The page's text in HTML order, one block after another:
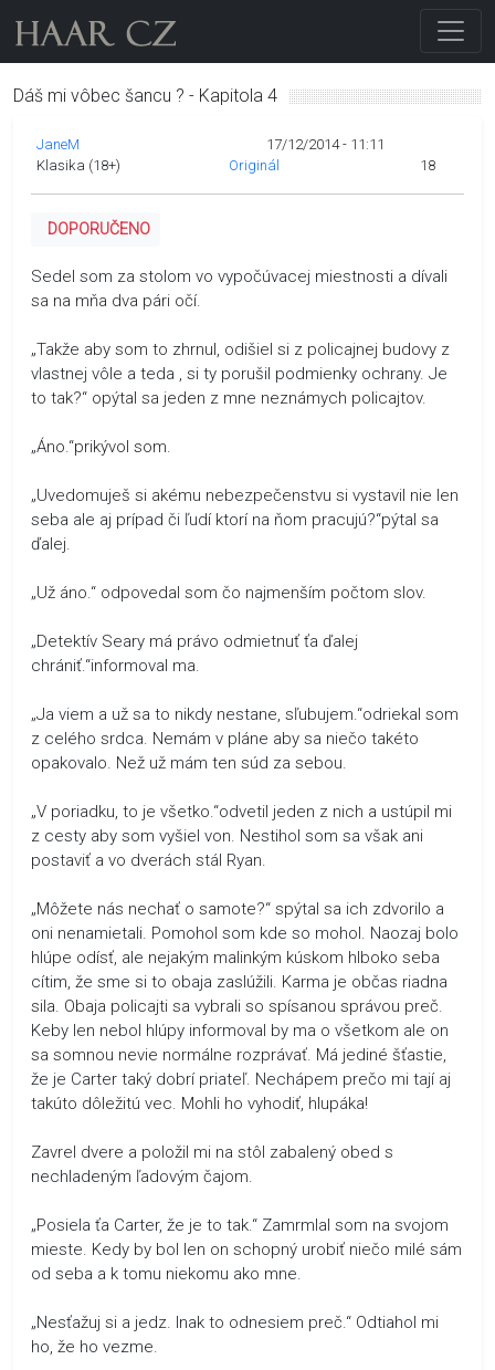
Dáš mi vôbec šancu ? - Kapitola 4
JaneM
17/12/2014 - 11:11
Klasika (18+)
Originál 18
DOPORUČENO
Sedel som za stolom vo vypočúvacej miestnosti a dívali
sa na mňa dva pári očí.
„Takže aby som to zhrnul, odišiel si z policajnej budovy z
vlastnej vôle a teda , si ty porušil podmienky ochrany. Je
to tak?“ opýtal sa jeden z mne neznámych policajtov.
„Áno.“prikývol som.
„Uvedomuješ si akému nebezpečenstvu si vystavil nie len
seba ale aj prípad či ľudí ktorí na ňom pracujú?“pýtal sa
ďalej.
„Už áno.“ odpovedal som čo najmenším počtom slov.
„Detektív Seary má právo odmietnuť ťa ďalej
chrániť.“informoval ma.
„Ja viem a už sa to nikdy nestane, sľubujem.“odriekal som
z celého srdca. Nemám v pláne aby sa niečo takéto
opakovalo. Než už mám ten súd za sebou.
„V poriadku, to je všetko.“odvetil jeden z nich a ustúpil mi
z cesty aby som vyšiel von. Nestihol som sa však ani
postaviť a vo dverách stál Ryan.
„Môžete nás nechať o samote?“ spýtal sa ich zdvorilo a
oni nenamietali. Pomohol som kde so mohol. Naozaj bolo
hlúpe odísť, ale nejakým malinkým kúskom hlboko seba
cítim, že sme si to obaja zaslúžili. Karma je občas riadna
sila. Obaja policajti sa vybrali so spísanou správou preč.
Keby len nebol hlúpy informoval by ma o všetkom ale on
sa somnou nevie normálne rozprávať. Má jediné šťastie,
že je Carter taký dobrí priateľ. Nechápem prečo mi tají aj
takúto dôležitú vec. Mohli ho vyhodiť, hlupáka!
Zavrel dvere a položil mi na stôl zabalený obed s
nechladeným ľadovým čajom.
„Posiela ťa Carter, že je to tak.“ Zamrmlal som na svojom
mieste. Kedy by bol len on schopný urobiť niečo milé sám
od seba a k tomu niekomu ako mne.
„Nesťažuj si a jedz. Inak to odnesiem preč.“ Odtiahol mi
ho, že ho vezme.